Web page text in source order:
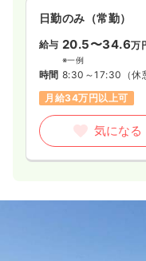
日勤のみ（常勤）
給与 20.5〜34.6万
※一例
時間 8:30～17:30 （
月給34万円以上可
気になる